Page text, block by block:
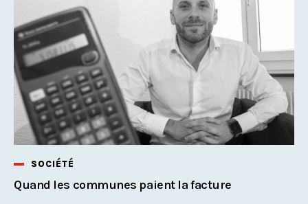
SOCIÉTÉ
Quand les communes paient la facture